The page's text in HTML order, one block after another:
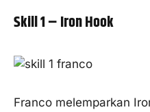
Skill 1 – Iron Hook
Franco melemparkan